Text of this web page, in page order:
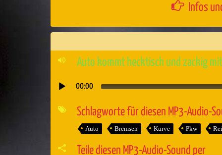
Infos
Auto kommt hecktisch und zackig
Audio-
Player
00:00
Schlagworte für diesen MP3-Audio-
Auto Bremsen Kurve Pkw
Teile diesen MP3-Audio-Sound per